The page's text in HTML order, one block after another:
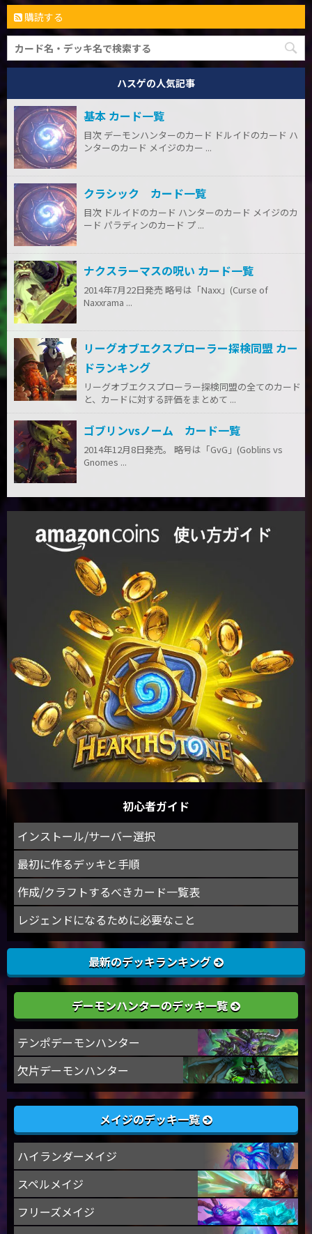
購読する
ハスゲの人気記事
基本 カード一覧
目次 デーモンハンターのカード ドルイドのカード ハ
ンターのカード メイジのカー ...
クラシック カード一覧
目次 ドルイドのカード ハンターのカード メイジのカ
ード パラディンのカード プ ...
ナクスラーマスの呪い カード一覧
2014年7月22日発売 略号は「Naxx」(Curse of
Naxxrama ...
リーグオブエクスプローラー探検同盟 カー
ドランキング
リーグオブエクスプローラー探検同盟の全てのカード
と、カードに対する評価をまとめて ...
ゴブリンvsノーム カード一覧
2014年12月8日発売。 略号は「GvG」(Goblins vs
Gnomes ...
初心者ガイド
インストール/サーバー選択
最初に作るデッキと手順
作成/クラフトするべきカード一覧表
レジェンドになるために必要なこと
最新のデッキランキング
デーモンハンターのデッキ一覧
テンポデーモンハンター
欠片デーモンハンター
メイジのデッキ一覧
ハイランダーメイジ
スペルメイジ
フリーズメイジ